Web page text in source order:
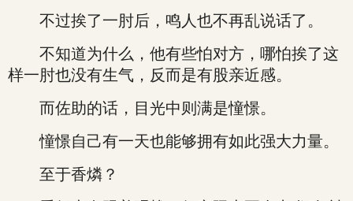
不过挨了一肘后，鸣人也不再乱说话了。
不知道为什么，他有些怕对方，哪怕挨了这
样一肘也没有生气，反而是有股亲近感。
而佐助的话，目光中则满是憧憬。
憧憬自己有一天也能够拥有如此强大力量。
至于香燐？